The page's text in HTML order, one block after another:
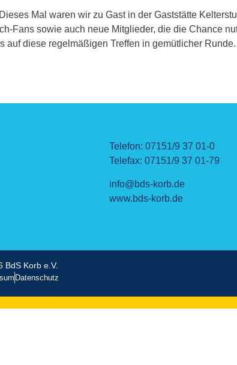
Mal waren wir zu Gast in der Gaststätte
Fans sowie auch neue Mitglieder, die die Chance
auf diese regelmäßigen Treffen in gemütlicher Runde.
Telefon: 07151/9 37 01-0
Telefax: 07151/9 37 01-79
info@bds-korb.de
www.bds-korb.de
BdS Korb e.V.
Datenschutz